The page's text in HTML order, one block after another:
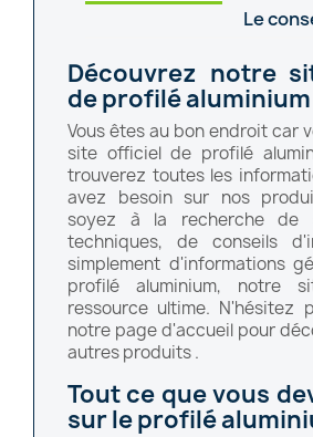
Le
Découvrez notre
de profilé aluminium
Vous êtes au bon endroit car
site officiel de profilé
trouverez toutes les
avez besoin sur nos
soyez à la recherche de
techniques, de conseils
simplement d'informations
profilé aluminium, notre
ressource ultime. N'hésitez
notre page d'accueil pour
autres produits .
Tout ce que vous
sur le profilé